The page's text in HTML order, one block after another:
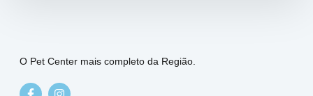
O Pet Center mais completo da Região.